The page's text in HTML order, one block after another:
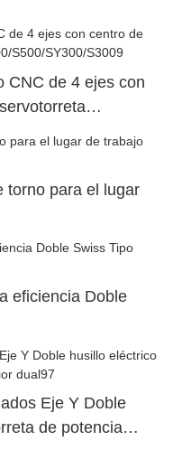
CNC de 4 ejes con
torno para el lugar
eficiencia Doble
Eje Y Doble
de potencia